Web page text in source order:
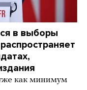
в выборы
как минимум